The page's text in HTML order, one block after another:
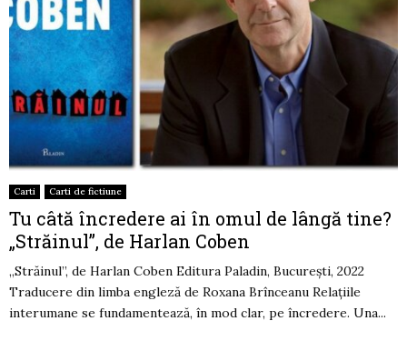
Carti Carti de fictiune
Tu câtă încredere ai în omul de lângă tine?
„Străinul”, de Harlan Coben
„Străinul”, de Harlan Coben Editura Paladin, București, 2022
Traducere din limba engleză de Roxana Brînceanu Relațiile
interumane se fundamentează, în mod clar, pe încredere. Una...